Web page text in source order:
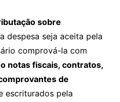
sobre
despesa seja aceita pela
comprová-la com
notas fiscais, contratos,
de
escriturados pela